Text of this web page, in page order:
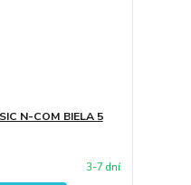
N-COM BIELA 5
3-7 dní